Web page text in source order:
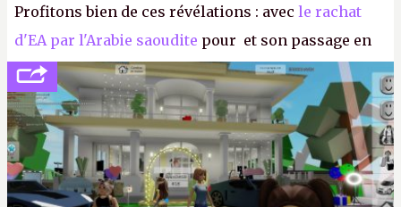
Profitons bien de ces révélations : avec le rachat
d'EA par l'Arabie saoudite pour et son passage en
société privée, l'éditeur n'aura bientôt plus
l'obligation de publier ses bilans. Encore une
victoire pour la transparence.P.